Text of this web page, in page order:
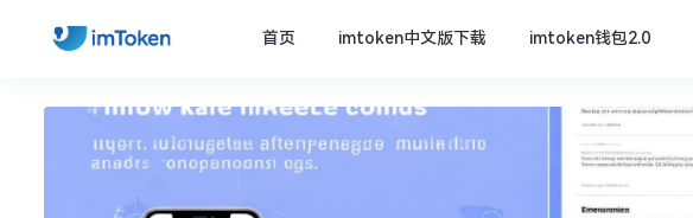
首页 imtoken中文版下载 imtoken钱包2.0